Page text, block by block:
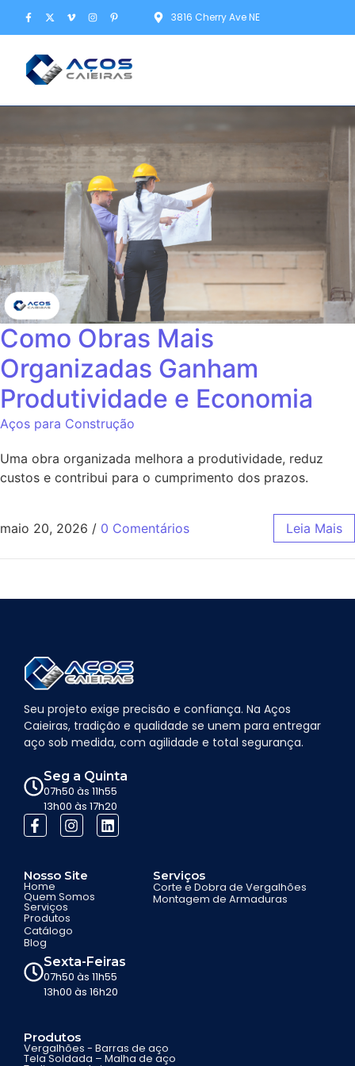
3816 Cherry Ave NE
Como Obras Mais
Organizadas Ganham
Produtividade e Economia
Aços para Construção
Uma obra organizada melhora a produtividade, reduz
custos e contribui para o cumprimento dos prazos.
maio 20, 2026 / 0 Comentários Leia Mais
Seu projeto exige precisão e confiança. Na Aços
Caieiras, tradição e qualidade se unem para entregar
aço sob medida, com agilidade e total segurança.
Seg a Quinta
07h50 às 11h55
13h00 às 17h20
Nosso Site
Home
Quem Somos
Serviços
Produtos
Catálogo
Blog
Sexta-Feiras
07h50 às 11h55
13h00 às 16h20
Serviços
Corte e Dobra de Vergalhões
Montagem de Armaduras
Produtos
Vergalhões - Barras de aço
Tela Soldada – Malha de aço